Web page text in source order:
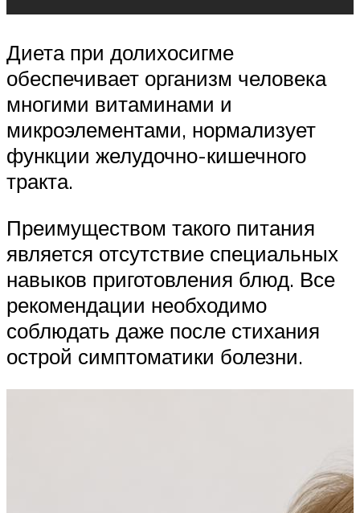
Диета при долихосигме
обеспечивает организм человека
многими витаминами и
микроэлементами, нормализует
функции желудочно-кишечного
тракта.
Преимуществом такого питания
является отсутствие специальных
навыков приготовления блюд. Все
рекомендации необходимо
соблюдать даже после стихания
острой симптоматики болезни.